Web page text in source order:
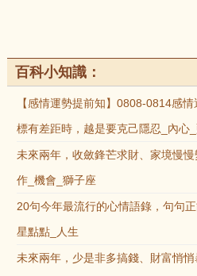
百科小知識：
【感情運勢提前知】0808-0814感
標有差距時，越是要克己隱忍_內心
未來兩年，收斂鋒芒求財、家境慢
作_機會_獅子座
20句今年最流行的心情語錄，句句
星點點_人生
未來兩年，少是非多搞錢、財富悄